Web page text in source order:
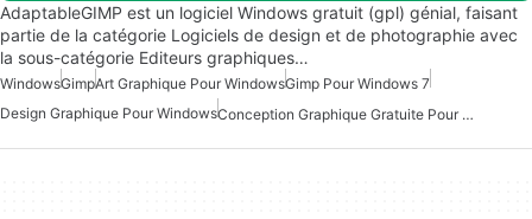
AdaptableGIMP est un logiciel Windows gratuit (gpl) génial, faisant
partie de la catégorie Logiciels de design et de photographie avec
la sous-catégorie Editeurs graphiques…
WindowsGimpArt Graphique Pour WindowsGimp Pour Windows 7
Design Graphique Pour Windows
Conception Graphique Gratuite Pour Windows